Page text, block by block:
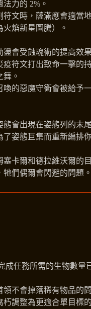
力的 2%。
符文時，薩滿應會適當
火焰新星圖騰）。
盪會受蝕魂術的提高效
疫符文打出致命一擊的
舞。
喚的惡魔守衛會被給予
態會出現在姿態列的末
了姿態巨集而重新編排
塞卡爾和德拉維沃爾的
牠們偶爾會閃避的問題。
成任務所需的生物數量
領不會掉落稀有物品的
朽調整為更適合單目標